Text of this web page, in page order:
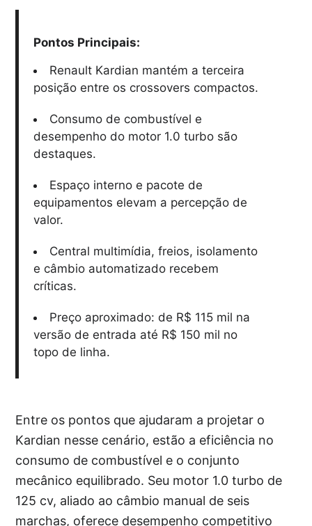
Pontos Principais:
Renault Kardian mantém a terceira
posição entre os crossovers compactos.
Consumo de combustível e
desempenho do motor 1.0 turbo são
destaques.
Espaço interno e pacote de
equipamentos elevam a percepção de
valor.
Central multimídia, freios, isolamento
e câmbio automatizado recebem
críticas.
Preço aproximado: de R$ 115 mil na
versão de entrada até R$ 150 mil no
topo de linha.
Entre os pontos que ajudaram a projetar o
Kardian nesse cenário, estão a eficiência no
consumo de combustível e o conjunto
mecânico equilibrado. Seu motor 1.0 turbo de
125 cv, aliado ao câmbio manual de seis
marchas, oferece desempenho competitivo